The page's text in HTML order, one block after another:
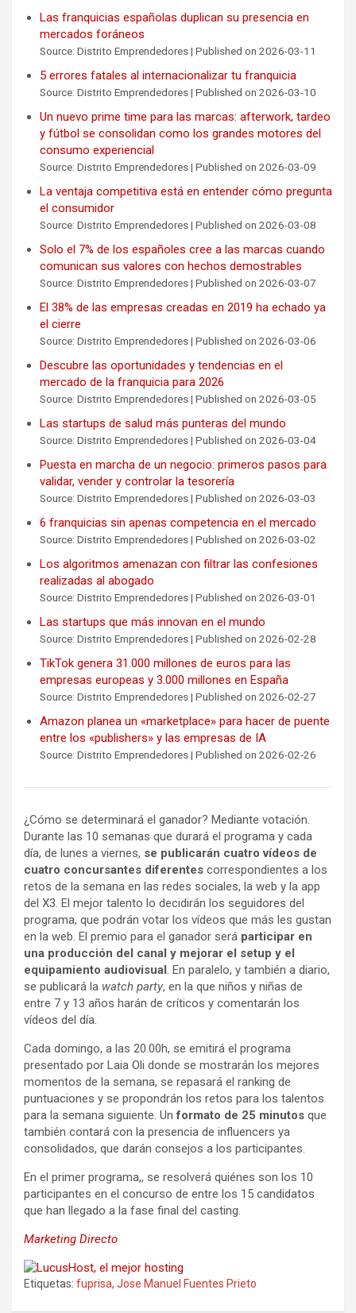
Las franquicias españolas duplican su presencia en
mercados foráneos
Source: Distrito Emprendedores Published on 2026-03-11
5 errores fatales al internacionalizar tu franquicia
Source: Distrito Emprendedores Published on 2026-03-10
Un nuevo prime time para las marcas: afterwork, tardeo
y fútbol se consolidan como los grandes motores del
consumo experiencial
Source: Distrito Emprendedores Published on 2026-03-09
La ventaja competitiva está en entender cómo pregunta
el consumidor
Source: Distrito Emprendedores Published on 2026-03-08
Solo el 7% de los españoles cree a las marcas cuando
comunican sus valores con hechos demostrables
Source: Distrito Emprendedores Published on 2026-03-07
El 38% de las empresas creadas en 2019 ha echado ya
el cierre
Source: Distrito Emprendedores Published on 2026-03-06
Descubre las oportunidades y tendencias en el
mercado de la franquicia para 2026
Source: Distrito Emprendedores Published on 2026-03-05
Las startups de salud más punteras del mundo
Source: Distrito Emprendedores Published on 2026-03-04
Puesta en marcha de un negocio: primeros pasos para
validar, vender y controlar la tesorería
Source: Distrito Emprendedores Published on 2026-03-03
6 franquicias sin apenas competencia en el mercado
Source: Distrito Emprendedores Published on 2026-03-02
Los algoritmos amenazan con filtrar las confesiones
realizadas al abogado
Source: Distrito Emprendedores Published on 2026-03-01
Las startups que más innovan en el mundo
Source: Distrito Emprendedores Published on 2026-02-28
TikTok genera 31.000 millones de euros para las
empresas europeas y 3.000 millones en España
Source: Distrito Emprendedores Published on 2026-02-27
Amazon planea un «marketplace» para hacer de puente
entre los «publishers» y las empresas de IA
Source: Distrito Emprendedores Published on 2026-02-26
¿Cómo se determinará el ganador? Mediante votación.
Durante las 10 semanas que durará el programa y cada
día, de lunes a viernes, se publicarán cuatro vídeos de
cuatro concursantes diferentes correspondientes a los
retos de la semana en las redes sociales, la web y la app
del X3. El mejor talento lo decidirán los seguidores del
programa, que podrán votar los vídeos que más les gustan
en la web. El premio para el ganador será participar en
una producción del canal y mejorar el setup y el
equipamiento audiovisual. En paralelo, y también a diario,
se publicará la watch party, en la que niños y niñas de
entre 7 y 13 años harán de críticos y comentarán los
vídeos del día.
Cada domingo, a las 20.00h, se emitirá el programa
presentado por Laia Oli donde se mostrarán los mejores
momentos de la semana, se repasará el ranking de
puntuaciones y se propondrán los retos para los talentos
para la semana siguiente. Unformato de 25 minutos que
también contará con la presencia de influencers ya
consolidados, que darán consejos a los participantes.
En el primer programa,, se resolverá quiénes son los 10
participantes en el concurso de entre los 15 candidatos
que han llegado a la fase final del casting.
Marketing Directo
Etiquetas: fuprisa, Jose Manuel Fuentes Prieto